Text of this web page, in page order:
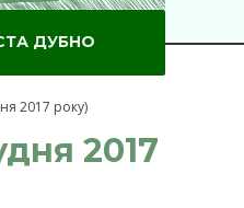
ДУБНО
2017 року)
2017